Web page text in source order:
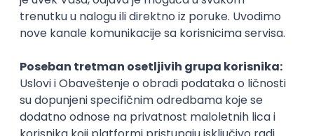
Zanimanja posle studija